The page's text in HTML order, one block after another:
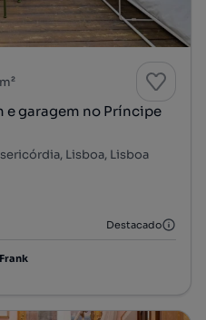
e garagem no Príncipe
Lisboa, Lisboa
Destacado